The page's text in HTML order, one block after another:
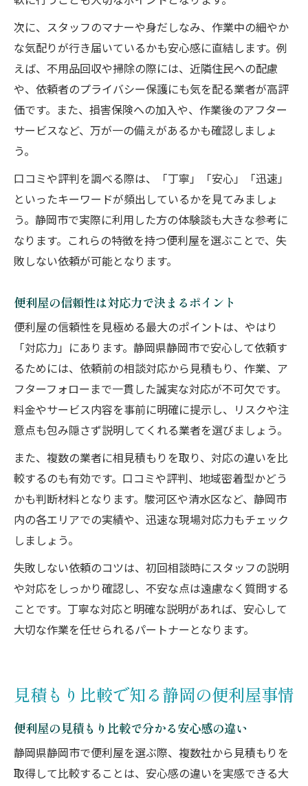
次に、スタッフのマナーや身だしなみ、作業中の細やか
な気配りが行き届いているかも安心感に直結します。例
えば、不用品回収や掃除の際には、近隣住民への配慮
や、依頼者のプライバシー保護にも気を配る業者が高評
価です。また、損害保険への加入や、作業後のアフター
サービスなど、万が一の備えがあるかも確認しましょ
う。
口コミや評判を調べる際は、「丁寧」「安心」「迅速」
といったキーワードが頻出しているかを見てみましょ
う。静岡市で実際に利用した方の体験談も大きな参考に
なります。これらの特徴を持つ便利屋を選ぶことで、失
敗しない依頼が可能となります。
便利屋の信頼性は対応力で決まるポイント
便利屋の信頼性を見極める最大のポイントは、やはり
「対応力」にあります。静岡県静岡市で安心して依頼す
るためには、依頼前の相談対応から見積もり、作業、ア
フターフォローまで一貫した誠実な対応が不可欠です。
料金やサービス内容を事前に明確に提示し、リスクや注
意点も包み隠さず説明してくれる業者を選びましょう。
また、複数の業者に相見積もりを取り、対応の違いを比
較するのも有効です。口コミや評判、地域密着型かどう
かも判断材料となります。駿河区や清水区など、静岡市
内の各エリアでの実績や、迅速な現場対応力もチェック
しましょう。
失敗しない依頼のコツは、初回相談時にスタッフの説明
や対応をしっかり確認し、不安な点は遠慮なく質問する
ことです。丁寧な対応と明確な説明があれば、安心して
大切な作業を任せられるパートナーとなります。
見積もり比較で知る静岡の便利屋事情
便利屋の見積もり比較で分かる安心感の違い
静岡県静岡市で便利屋を選ぶ際、複数社から見積もりを
取得して比較することは、安心感の違いを実感できる大